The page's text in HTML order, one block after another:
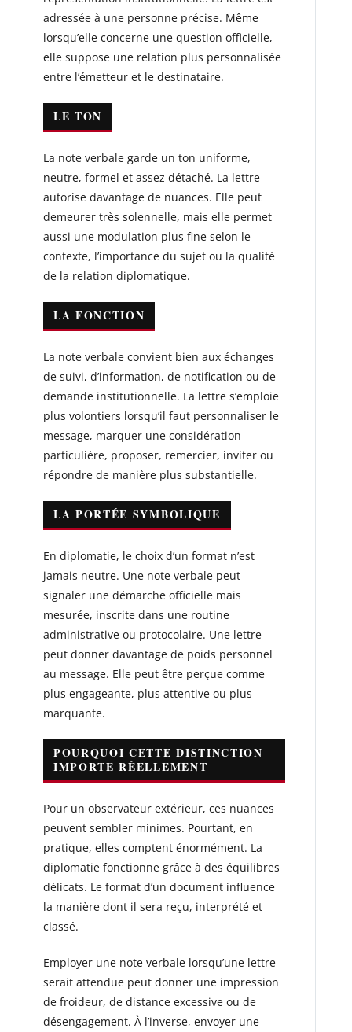
adressée à une personne précise. Même
lorsqu’elle concerne une question officielle,
elle suppose une relation plus personnalisée
entre l’émetteur et le destinataire.
LE TON
La note verbale garde un ton uniforme,
neutre, formel et assez détaché. La lettre
autorise davantage de nuances. Elle peut
demeurer très solennelle, mais elle permet
aussi une modulation plus fine selon le
contexte, l’importance du sujet ou la qualité
de la relation diplomatique.
LA FONCTION
La note verbale convient bien aux échanges
de suivi, d’information, de notification ou de
demande institutionnelle. La lettre s’emploie
plus volontiers lorsqu’il faut personnaliser le
message, marquer une considération
particulière, proposer, remercier, inviter ou
répondre de manière plus substantielle.
LA PORTÉE SYMBOLIQUE
En diplomatie, le choix d’un format n’est
jamais neutre. Une note verbale peut
signaler une démarche officielle mais
mesurée, inscrite dans une routine
administrative ou protocolaire. Une lettre
peut donner davantage de poids personnel
au message. Elle peut être perçue comme
plus engageante, plus attentive ou plus
marquante.
POURQUOI CETTE DISTINCTION
IMPORTE RÉELLEMENT
Pour un observateur extérieur, ces nuances
peuvent sembler minimes. Pourtant, en
pratique, elles comptent énormément. La
diplomatie fonctionne grâce à des équilibres
délicats. Le format d’un document influence
la manière dont il sera reçu, interprété et
classé.
Employer une note verbale lorsqu’une lettre
serait attendue peut donner une impression
de froideur, de distance excessive ou de
désengagement. À l’inverse, envoyer une